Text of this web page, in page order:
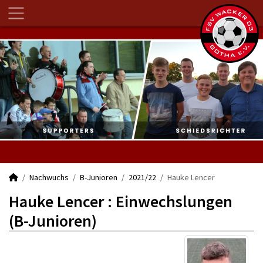
Nachwuchs B-Junioren 2021/22 Hauke Lencer
Hauke Lencer : Einwechslungen
(B-Junioren)